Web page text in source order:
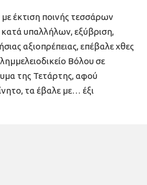
έκτιση ποινής τεσσάρων
υπαλλήλων, εξύβριση,
αξιοπρέπειας, επέβαλε χθες
Βόλου σε
της Τετάρτης, αφού
τα έβαλε με… έξι